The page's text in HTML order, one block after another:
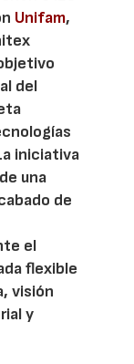
Unifam,
del
iniciativa
una
de
el
flexible
visión
y